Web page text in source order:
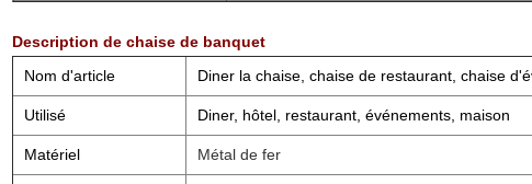
Description de chaise de banquet
Nom d'article
Diner la chaise, chaise de restaurant, chaise
Utilisé Diner, hôtel, restaurant, événements, maison
Matériel Métal de fer